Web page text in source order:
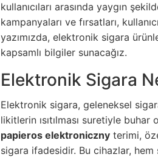
kullanıcıları arasında yaygın
kampanyaları ve fırsatları,
yazımızda, elektronik sigara
kapsamlı bilgiler sunacağız.
Elektronik Sigara
Elektronik sigara, geleneksel
likitlerin ısıtılması suretiyle
papieros elektroniczny terimi,
sigara ifadesidir. Bu cihazlar, hem